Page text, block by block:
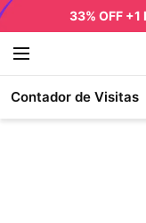
33% OFF +1
Contador de Visitas